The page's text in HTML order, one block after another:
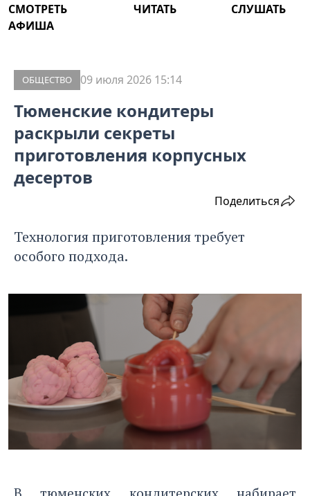
СМОТРЕТЬ ЧИТАТЬ
СЛУШАТЬ
АФИША
ОБЩЕСТВО 09 июля 2026 15:14
Тюменские кондитеры
раскрыли секреты
приготовления корпусных
десертов
Поделиться
Технология приготовления требует
особого подхода.